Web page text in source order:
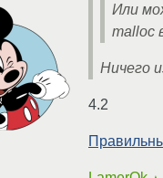
Или
malloc
Ничего
4.2